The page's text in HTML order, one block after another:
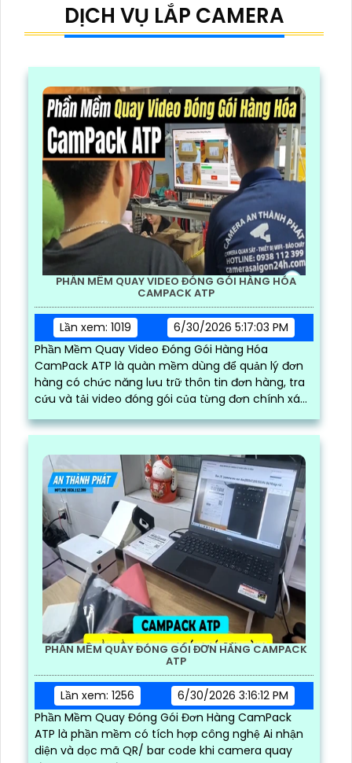
DỊCH VỤ LẮP CAMERA
PHẦN MỀM QUAY VIDEO ĐÓNG GÓI HÀNG HÓA
CAMPACK ATP
Lần xem: 1019
6/30/2026 5:17:03 PM
Phần Mềm Quay Video Đóng Gói Hàng Hóa
CamPack ATP là quàn mềm dùng để quản lý đơn
hàng có chức năng lưu trữ thôn tin đơn hàng, tra
cứu và tải video đóng gói của từng đơn chính xác
PHẦN MỀM QUAY ĐÓNG GÓI ĐƠN HÀNG CAMPACK
ATP
Lần xem: 1256
6/30/2026 3:16:12 PM
Phần Mềm Quay Đóng Gói Đơn Hàng CamPack
ATP là phần mềm có tích hợp công nghệ Ai nhận
diện và dọc mã QR/ bar code khi camera quay